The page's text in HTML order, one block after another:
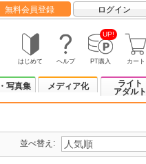
無料会員登録 ログイン
はじめて ヘルプ
UP!
PT購入 カート
写真集 メディア化
ライト
アダルト
並べ替え: